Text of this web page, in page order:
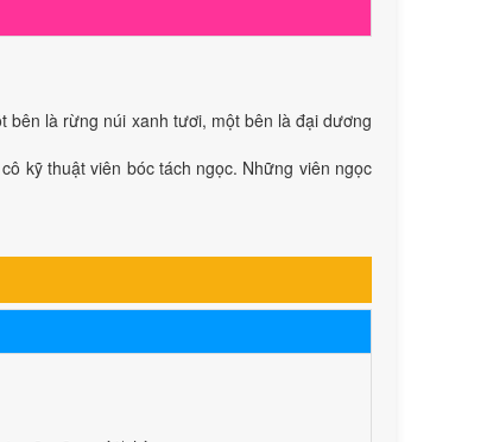
là rừng núi xanh tươi, một bên là đại dương
kỹ thuật viên bóc tách ngọc. Những viên ngọc